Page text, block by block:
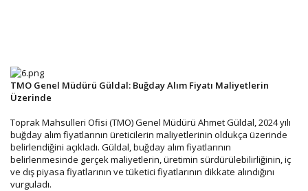
TMO Genel Müdürü Güldal: Buğday Alım Fiyatı Maliyetlerin
Üzerinde
Toprak Mahsulleri Ofisi (TMO) Genel Müdürü Ahmet Güldal, 2024 yılı
buğday alım fiyatlarının üreticilerin maliyetlerinin oldukça üzerinde
belirlendiğini açıkladı. Güldal, buğday alım fiyatlarının
belirlenmesinde gerçek maliyetlerin, üretimin sürdürülebilirliğinin, iç
ve dış piyasa fiyatlarının ve tüketici fiyatlarının dikkate alındığını
vurguladı.